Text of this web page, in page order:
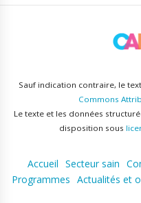
Sauf indication contraire, le
Commons
Le texte et les données
disposition sous
Accueil Secteur sain
Programmes Actualités et